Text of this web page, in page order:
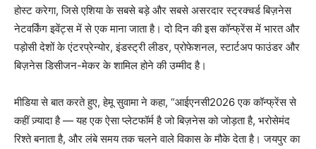
होस्ट करेगा, जिसे एशिया के सबसे बड़े और सबसे असरदार स्ट्रक्चर्ड बिज़नेस
नेटवर्किंग इवेंट्स में से एक माना जाता है। दो दिन की इस कॉन्फ्रेंस में भारत और
पड़ोसी देशों के एंटरप्रेन्योर, इंडस्ट्री लीडर, प्रोफेशनल, स्टार्टअप फाउंडर और
बिज़नेस डिसीजन-मेकर के शामिल होने की उम्मीद है।
मीडिया से बात करते हुए, हेमू सुवामा ने कहा, “आईएनसी2026 एक कॉन्फ्रेंस से
कहीं ज़्यादा है — यह एक ऐसा प्लेटफॉर्म है जो बिज़नेस को जोड़ता है, भरोसेमंद
रिश्ते बनाता है, और लंबे समय तक चलने वाले विकास के मौके देता है। जयपुर का